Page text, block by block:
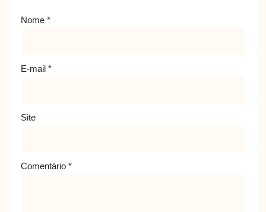
Nome *
E-mail *
Site
Comentário *